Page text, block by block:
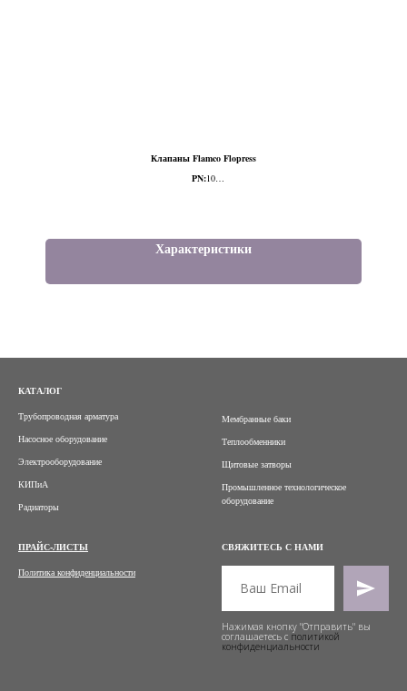
Клапаны Flamco Flopress
PN:10
Характеристики
КАТАЛОГ
Трубопроводная арматура
Насосное оборудование
Электрооборудование
КИПиА
Радиаторы
Мембранные баки
Теплообменники
Щитовые затворы
Промышленное технологическое
оборудование
ПРАЙС-ЛИСТЫ
Политика конфиденциальности
СВЯЖИТЕСЬ С НАМИ
Нажимая кнопку "Отправить" вы
соглашаетесь с политикой
конфиденциальности